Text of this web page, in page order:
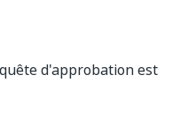
d'approbation est